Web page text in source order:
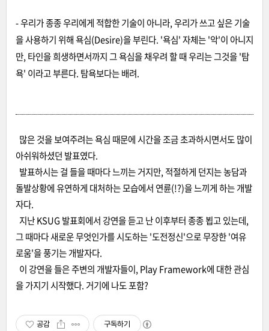
- 우리가 종종 우리에게 적합한 기술이 아니라, 우리가 쓰고 싶은 기술
을 사용하기 위해 욕심(Desire)을 부린다. '욕심' 자체는 '악'이 아니지
만, 타인을 희생하면서까지 그 욕심을 채우려 할 때 우리는 그것을 '탐
욕' 이라고 부른다. 탐욕보다는 배려.
많은 것을 보여주려는 욕심 때문에 시간을 조금 초과하시면서도 많이
아쉬워하셨던 발표였다.
발표하시는 걸 들을 때마다 느끼는 거지만, 적절하게 던지는 농담과
돌발상황에 유연하게 대처하는 모습에서 연륜(!?)을 느끼게 하는 개발
자다.
지난 KSUG 발표회에서 강연을 듣고 난 이후부터 종종 뵙고 있는데,
그 때마다 새로운 무엇인가를 시도하는 '도전정신'으로 무장한 '여유
로움'을 풍기는 개발자다.
이 강연을 들은 주변의 개발자들이, Play Framework에 대한 관심
을 가지기 시작했다. 거기에 나도 포함?
공감 구독하기